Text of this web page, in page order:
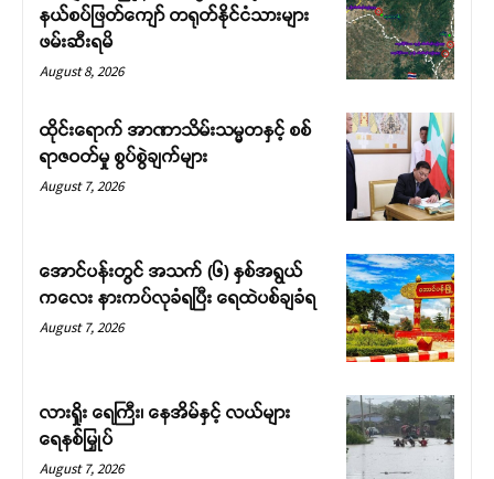
နယ်စပ်ဖြတ်ကျော် တရုတ်နိုင်ငံသားများ
ဖမ်းဆီးရမိ
August 8, 2026
ထိုင်းရောက် အာဏာသိမ်းသမ္မတနှင့် စစ်
ရာဇဝတ်မှု စွပ်စွဲချက်များ
August 7, 2026
အောင်ပန်းတွင် အသက် (၆) နှစ်အရွယ်
ကလေး နားကပ်လုခံရပြီး ရေထဲပစ်ချခံရ
August 7, 2026
လားရှိုး ရေကြီး၊ နေအိမ်နှင့် လယ်များ
ရေနစ်မြှုပ်
August 7, 2026